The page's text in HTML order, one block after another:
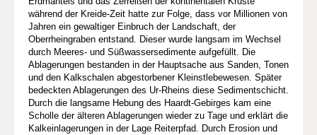
während der Kreide-Zeit hatte zur Folge, dass vor Millionen von
Jahren ein gewaltiger Einbruch der Landschaft, der
Oberrheingraben entstand. Dieser wurde langsam im Wechsel
durch Meeres- und Süßwassersedimente aufgefüllt. Die
Ablagerungen bestanden in der Hauptsache aus Sanden, Tonen
und den Kalkschalen abgestorbener Kleinstlebewesen. Später
bedeckten Ablagerungen des Ur-Rheins diese Sedimentschicht.
Durch die langsame Hebung des Haardt-Gebirges kam eine
Scholle der älteren Ablagerungen wieder zu Tage und erklärt die
Kalkeinlagerungen in der Lage Reiterpfad. Durch Erosion und